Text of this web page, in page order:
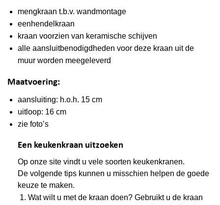
mengkraan t.b.v. wandmontage
eenhendelkraan
kraan voorzien van keramische schijven
alle aansluitbenodigdheden voor deze kraan uit de
muur worden meegeleverd
Maatvoering:
aansluiting: h.o.h. 15 cm
uitloop: 16 cm
zie foto’s
Een keukenkraan uitzoeken
Op onze site vindt u vele soorten keukenkranen.
De volgende tips kunnen u misschien helpen de goede
keuze te maken.
Wat wilt u met de kraan doen? Gebruikt u de kraan